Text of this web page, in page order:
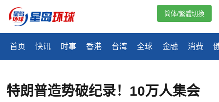
首页 快讯 时事 香港 台湾 全球 金融 消费
简体/繁體切換
特朗普造势破纪录！10万人集会